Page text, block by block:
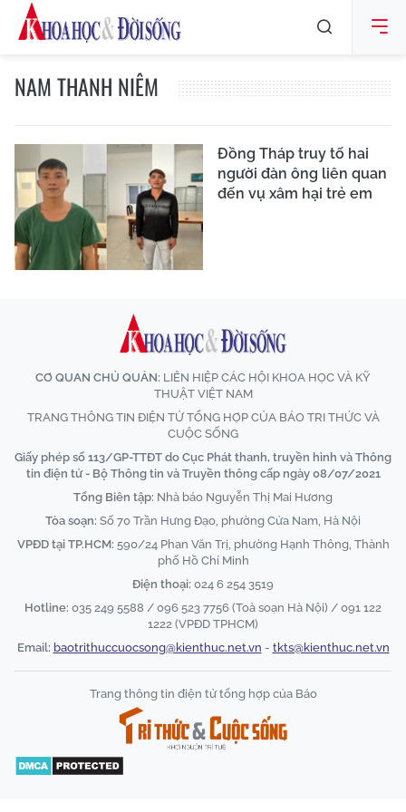
NAM THANH NIÊM
Đồng Tháp truy tố hai
người đàn ông liên quan
đến vụ xâm hại trẻ em
CƠ QUAN CHỦ QUẢN: LIÊN HIỆP CÁC HỘI KHOA HỌC VÀ KỸ
THUẬT VIỆT NAM
TRANG THÔNG TIN ĐIỆN TỬ TỔNG HỢP CỦA BÁO TRI THỨC VÀ
CUỘC SỐNG
Giấy phép số 113/GP-TTĐT do Cục Phát thanh, truyền hình và Thông
tin điện tử - Bộ Thông tin và Truyền thông cấp ngày 08/07/2021
Tổng Biên tập: Nhà báo Nguyễn Thị Mai Hương
Tòa soạn: Số 70 Trần Hưng Đạo, phường Cửa Nam, Hà Nội
VPĐD tại TP.HCM: 590/24 Phan Văn Trị, phường Hạnh Thông, Thành
phố Hồ Chí Minh
Điện thoại: 024 6 254 3519
Hotline: 035 249 5588 / 096 523 7756 (Toà soạn Hà Nội) / 091 122
1222 (VPĐD TPHCM)
Email: baotrithuccuocsong@kienthuc.net.vn - tkts@kienthuc.net.vn
Trang thông tin điện tử tổng hợp của Báo